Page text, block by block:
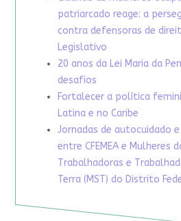
patriarcado reage: a
contra defensoras de
Legislativo
20 anos da Lei Maria da
desafios
Fortalecer a política
Latina e no Caribe
Jornadas de autocuidado
entre CFEMEA e Mulheres
Trabalhadoras e
Terra (MST) do Distrito